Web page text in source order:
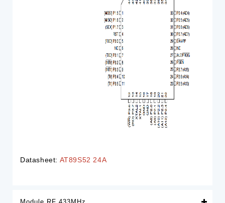
Datasheet: AT89S52 24A